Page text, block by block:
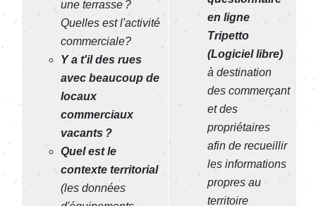
une terrasse ?
Quelles est l'activité
commerciale?
Y a t'il des rues
avec beaucoup de
locaux
commerciaux
vacants ?
Quel est le
contexte territorial
(les données
en ligne
Tripetto
(Logiciel libre)
à destination
des commerçant
et des
propriétaires
afin de recueillir
les informations
propres au
territoire